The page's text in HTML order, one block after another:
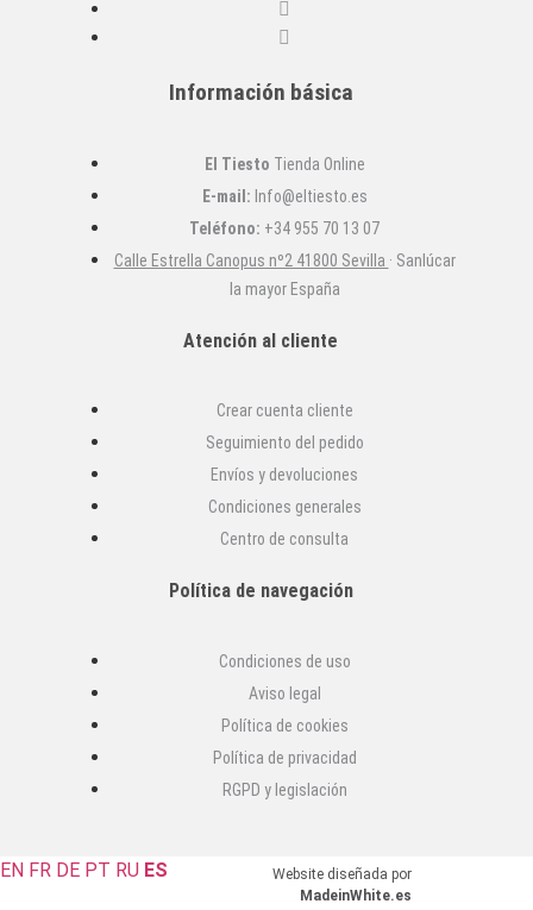
Información básica
El Tiesto Tienda Online
E-mail: Info@eltiesto.es
Teléfono: +34 955 70 13 07
Calle Estrella Canopus nº2 41800 Sevilla · Sanlúcar
la mayor España
Atención al cliente
Crear cuenta cliente
Seguimiento del pedido
Envíos y devoluciones
Condiciones generales
Centro de consulta
Política de navegación
Condiciones de uso
Aviso legal
Política de cookies
Política de privacidad
RGPD y legislación
EN FR DE PT RU ES
Website diseñada por
MadeinWhite.es